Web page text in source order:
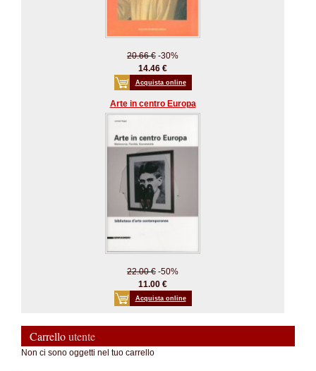
20.66 € -30%
14.46 €
Acquista online
Arte in centro Europa
22.00 € -50%
11.00 €
Acquista online
Carrelloutente
Non ci sono oggetti nel tuo carrello